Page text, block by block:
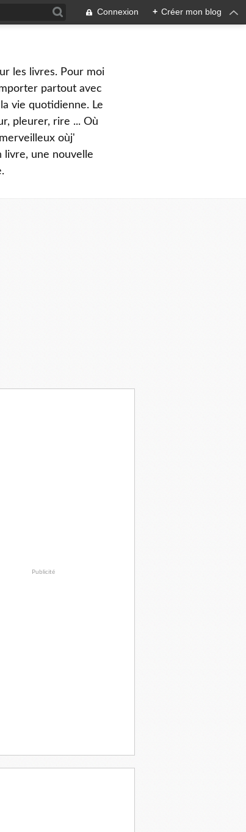
Connexion + Créer mon blog
les livres. Pour moi
partout avec
vie quotidienne. Le
pleurer, rire ... Où
oùj'
une nouvelle
Publicité